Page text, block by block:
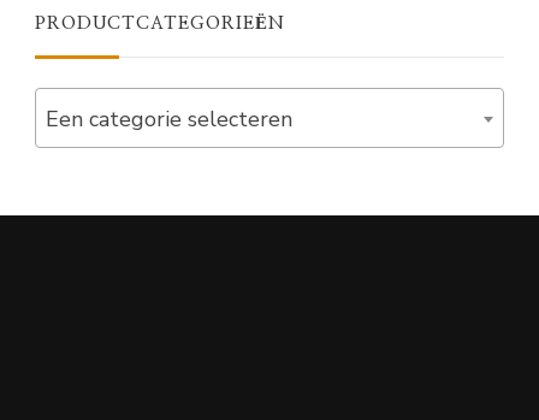
PRODUCTCATEGORIEËN
Een categorie selecteren